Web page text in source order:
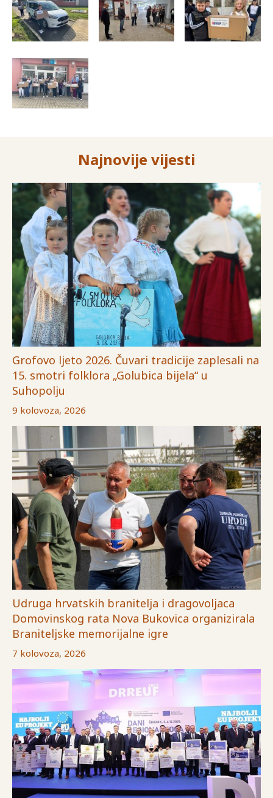
Najnovije vijesti
Grofovo ljeto 2026. Čuvari tradicije zaplesali na
15. smotri folklora „Golubica bijela“ u
Suhopolju
9 kolovoza, 2026
Udruga hrvatskih branitelja i dragovoljaca
Domovinskog rata Nova Bukovica organizirala
Braniteljske memorijalne igre
7 kolovoza, 2026